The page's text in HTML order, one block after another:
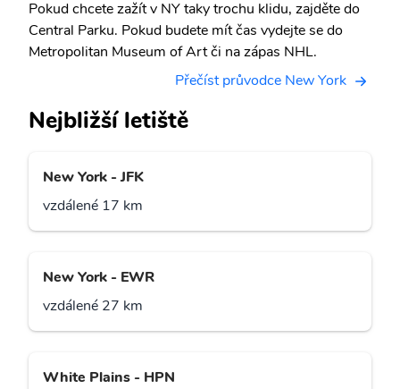
Pokud chcete zažít v NY taky trochu klidu, zajděte do
Central Parku. Pokud budete mít čas vydejte se do
Metropolitan Museum of Art či na zápas NHL.
Přečíst průvodce New York
Nejbližší letiště
New York - JFK
vzdálené 17 km
New York - EWR
vzdálené 27 km
White Plains - HPN